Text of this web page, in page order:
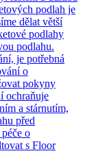
podlah je
dělat větší
podlahy
podlahu.
je potřebná
o
pokyny
ochraňuje
a stárnutím,
před
o
s Floor